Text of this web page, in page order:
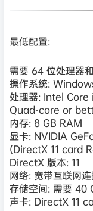
最低配置:
需要 64 位处理器
操作系统:
处理器: Intel
Quad-core or
内存: 8 GB RAM
显卡: NVIDIA
(DirectX 11 card
DirectX 版本: 11
网络: 宽带互联网
存储空间: 需要 40
声卡: DirectX 11